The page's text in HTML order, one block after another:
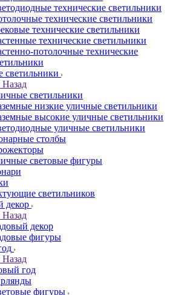
технические светильники
технические светильники
технические светильники
технические светильники
потолочные технические
светильники
Назад
светильники
низкие уличные светильники
высокие уличные светильники
уличные светильники
столбы
световые фигуры
светильников
декор
Назад
декор
фигуры
Назад
год
фигуры